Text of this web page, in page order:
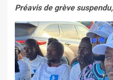
Préavis de grève